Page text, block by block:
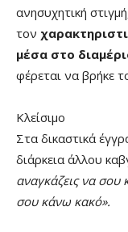
ανησυχητική
τον
μέσα στο
φέρεται να βρήκε
Κλείσιμο
Στα δικαστικά
διάρκεια άλλου
αναγκάζεις να σου
σου κάνω κακό».